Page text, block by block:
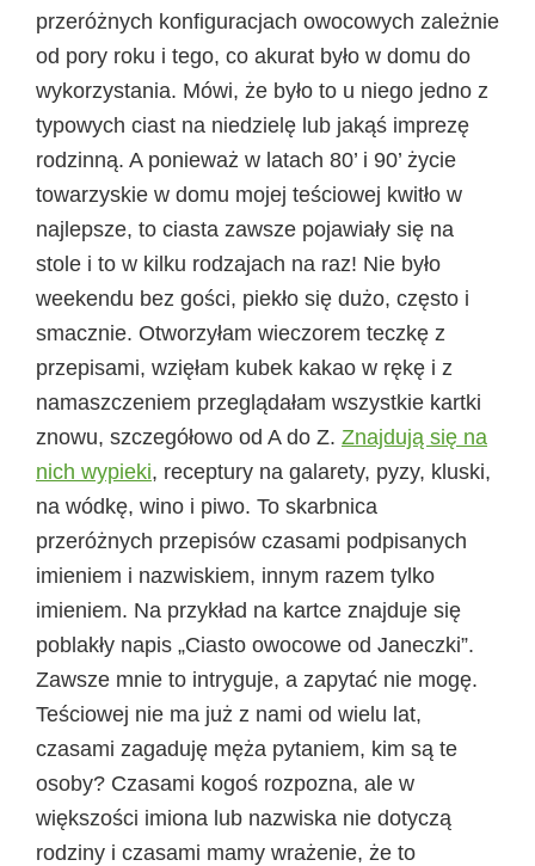
przeróżnych konfiguracjach owocowych zależnie
od pory roku i tego, co akurat było w domu do
wykorzystania. Mówi, że było to u niego jedno z
typowych ciast na niedzielę lub jakąś imprezę
rodzinną. A ponieważ w latach 80’ i 90’ życie
towarzyskie w domu mojej teściowej kwitło w
najlepsze, to ciasta zawsze pojawiały się na
stole i to w kilku rodzajach na raz! Nie było
weekendu bez gości, piekło się dużo, często i
smacznie. Otworzyłam wieczorem teczkę z
przepisami, wzięłam kubek kakao w rękę i z
namaszczeniem przeglądałam wszystkie kartki
znowu, szczegółowo od A do Z. Znajdują się na
nich wypieki, receptury na galarety, pyzy, kluski,
na wódkę, wino i piwo. To skarbnica
przeróżnych przepisów czasami podpisanych
imieniem i nazwiskiem, innym razem tylko
imieniem. Na przykład na kartce znajduje się
poblakły napis „Ciasto owocowe od Janeczki”.
Zawsze mnie to intryguje, a zapytać nie mogę.
Teściowej nie ma już z nami od wielu lat,
czasami zagaduję męża pytaniem, kim są te
osoby? Czasami kogoś rozpozna, ale w
większości imiona lub nazwiska nie dotyczą
rodziny i czasami mamy wrażenie, że to